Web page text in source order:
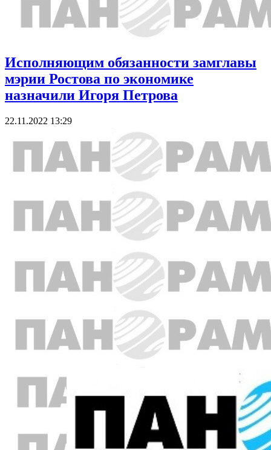
Исполняющим обязанности замглавы
мэрии Ростова по экономике
назначили Игоря Петрова
22.11.2022 13:29